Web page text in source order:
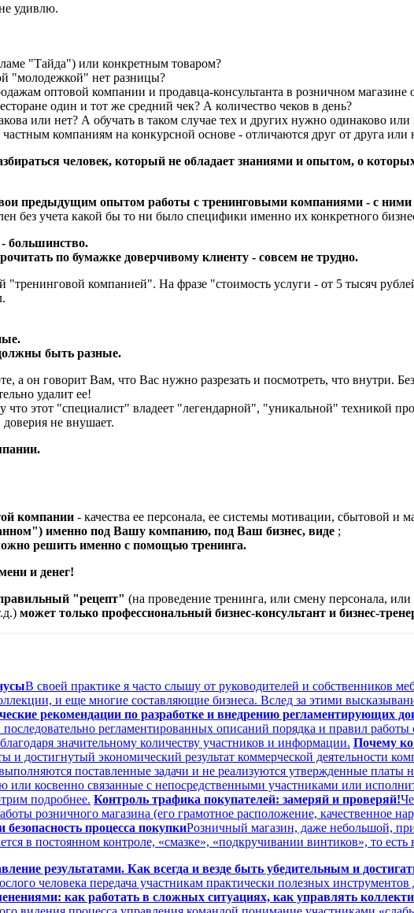
удивлю.
"Тайда") или конкретным товаром?
"молодежкой" нет разницы?
оптовой компании и продавца-консультанта в розничном магазине
один и тот же средний чек? А количество чеков в день?
или нет? А обучать в таком случае тех и других нужно одинаково или
компаниям на конкурсной основе - отличаются друг от друга или
человек, который не обладает знаниями и опытом, о
предыдущим опытом работы с тренинговыми компаниями - с
без учета какой бы то ни было специфики именно их конкретного
большинство.
по бумажке доверчивому клиенту - совсем не трудно.
"тренинговой компанией". На фразе "стоимость услуги - от 5 тысяч
быть разные.
а он говорит Вам, что Вас нужно разрезать и посмотреть, что внутри.
удалит ее!
этот "специалист" владеет "легендарной", "уникальной" техникой
не внушает.
компании - качества ее персонала, ее системы мотивации, сбытовой и
именно под Вашу компанию, под Ваш бизнес, виде ;
решить именно с помощью тренинга.
и денег!
"рецепт" (на проведение тренинга, или смену персонала,
может только профессиональный бизнес-консультант и бизнес-
В своей практике я часто слышу от руководителей и собственников
и еще многие составляющие бизнеса. Вслед за этими
рекомендации по разработке и внедрению регламентирующих
регламентированных описаний порядка и правил
значительному количеству участников и информации. Почему
и достигнутый экономический результат коммерческой деятельности
поставленные задачи и не реализуются утвержденные платы
косвенно связанные с непосредственными участниками или
подробнее. Контроль трафика покупателей: замеряй и проверяй!
розничного магазина (его грамотное расположение, качественное
безопасность процесса покупкиРозничный магазин, даже небольшой,
в постоянном контроле, «смазке», «подкручивании винтиков», то есть
результатами. Как всегда и везде быть убедительным и
человека передача участникам практически полезных
как работать в сложных ситуациях, как управлять